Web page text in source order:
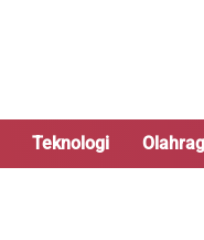
Teknologi